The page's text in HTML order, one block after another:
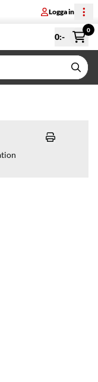
Logga in
0:-
0